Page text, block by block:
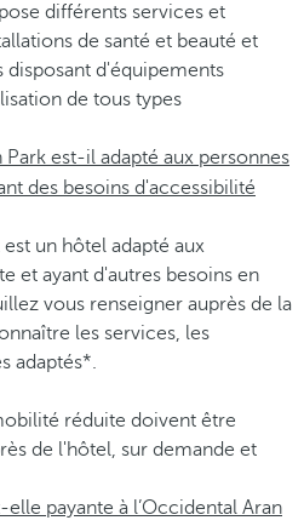
différents services et
de santé et beauté et
disposant d'équipements
de tous types
Park est-il adapté aux personnes
des besoins d'accessibilité
un hôtel adapté aux
et ayant d'autres besoins en
vous renseigner auprès de la
les services, les
adaptés*.
réduite doivent être
de l'hôtel, sur demande et
payante à l’Occidental Aran